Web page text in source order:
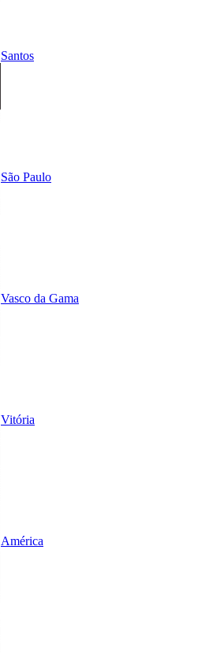
Santos
São Paulo
Vasco da Gama
Vitória
América